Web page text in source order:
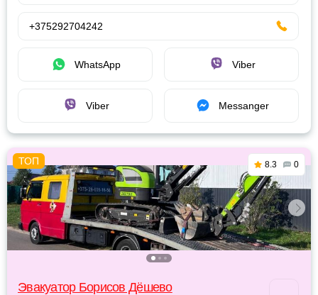
+375292704242
WhatsApp Viber
Viber Messanger
8.3 0
Эвакуатор Борисов Дёшево